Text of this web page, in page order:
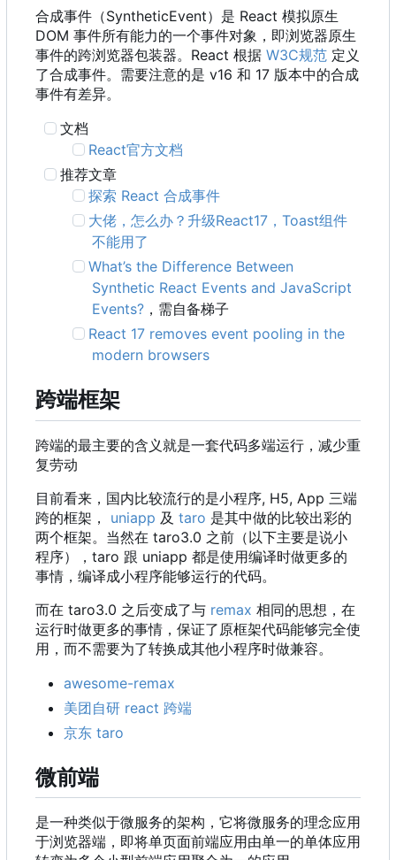
合成事件 （SyntheticEvent） 是 React 模拟原生
DOM 事件所有能力的一个事件对象 ， 即浏览器原生
事件的跨浏览器包装器。React 根据 W3C规范 定义
了合成事件。需要注意的是 v16 和 17 版本中的合成
事件有差异。
文档
React官方文档
推荐文章
探索 React 合成事件
大佬 ，怎么办 ？ 升级React17 ，Toast组件
不能用了
What’s the Difference Between
Synthetic React Events and JavaScript
Events? ，需自备梯子
React 17 removes event pooling in the
modern browsers
跨端框架
跨端的最主要的含义就是一套代码多端运行，减少重
复劳动
目前看来，国内比较流行的是小程序, H5, App 三端
跨的框架， uniapp 及 taro 是其中做的比较出彩的
两个框架。当然在 taro3.0 之前 （以下主要是说小
程序） ， taro 跟 uniapp 都是使用编译时做更多的
事情，编译成小程序能够运行的代码。
而在 taro3.0 之后变成了与 remax 相同的思想，在
运行时做更多的事情，保证了原框架代码能够完全使
用，而不需要为了转换成其他小程序时做兼容。
awesome-remax
美团自研 react 跨端
京东 taro
微前端
是一种类似于微服务的架构，它将微服务的理念应用
于浏览器端，即将单页面前端应用由单一的单体应用